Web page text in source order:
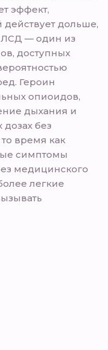
эффект,
действует дольше,
ЛСД — один из
доступных
Героин
опиоидов,
дыхания и
без
время как
симптомы
медицинского
легкие